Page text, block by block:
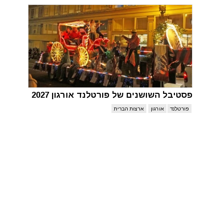
פסטיבל השושנים של פורטלנד אורגון 2027
פורטלנד אורגון ארצות הברית